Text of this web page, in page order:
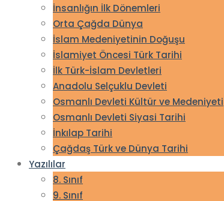
İnsanlığın İlk Dönemleri
Orta Çağda Dünya
İslam Medeniyetinin Doğuşu
İslamiyet Öncesi Türk Tarihi
İlk Türk-İslam Devletleri
Anadolu Selçuklu Devleti
Osmanlı Devleti Kültür ve Medeniyeti
Osmanlı Devleti Siyasi Tarihi
İnkılap Tarihi
Çağdaş Türk ve Dünya Tarihi
Yazılılar
8. Sınıf
9. Sınıf